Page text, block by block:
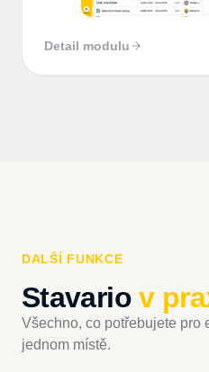
Detail modulu
DALŠÍ FUNKCE
Stavariov
Všechno, co potřebujete pro
jednom místě.